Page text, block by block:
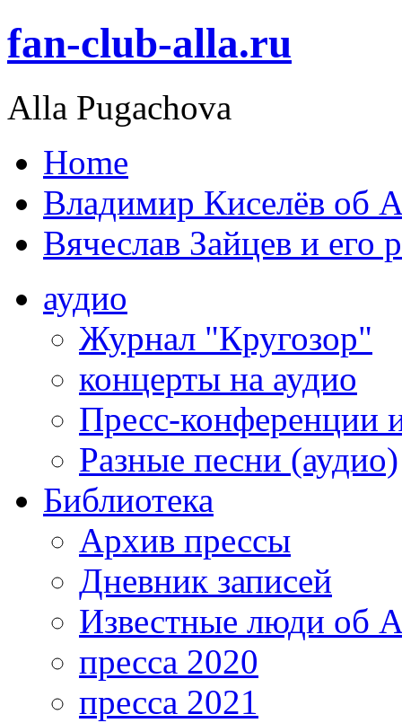
fan-club-alla.ru
Alla Pugachova
Home
Владимир Киселёв об
Вячеслав Зайцев и его
аудио
Журнал "Кругозор"
концерты на аудио
Пресс-конференции
Разные песни (аудио)
Библиотека
Архив прессы
Дневник записей
Известные люди об
пресса 2020
пресса 2021